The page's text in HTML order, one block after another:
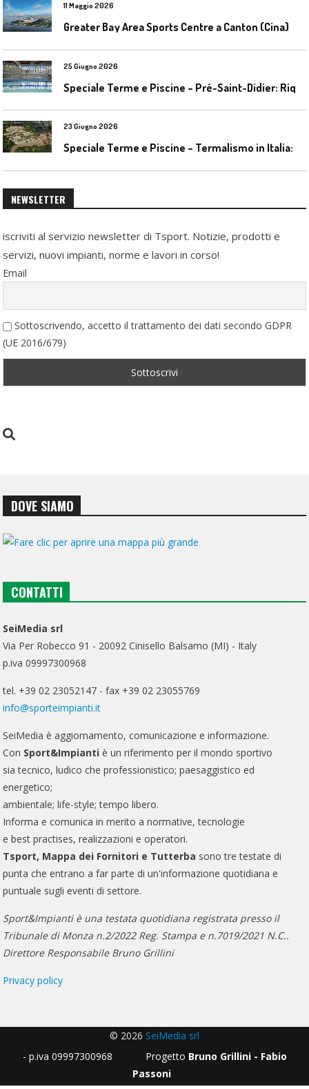
11 Maggio 2026
Greater Bay Area Sports Centre a Canton (Cina)
25 Giugno 2026
23 Giugno 2026
NEWSLETTER
iscriviti al servizio newsletter di Tsport. Notizie, prodotti e
servizi, nuovi impianti, norme e lavori in corso!
Email
Sottoscrivendo, accetto il trattamento dei dati secondo GDPR
(UE 2016/679)
DOVE SIAMO
CONTATTI
SeiMedia srl
Via Per Robecco 91 - 20092 Cinisello Balsamo (MI) - Italy
p.iva 09997300968
tel. +39 02 23052147 - fax +39 02 23055769
info@sporteimpianti.it
SeiMedia è aggiornamento, comunicazione e informazione.
Con Sport&Impianti è un riferimento per il mondo sportivo
sia tecnico, ludico che professionistico; paesaggistico ed
energetico;
ambientale; life-style; tempo libero.
Informa e comunica in merito a normative, tecnologie
e best practises, realizzazioni e operatori.
Tsport, Mappa dei Fornitori e Tutterba sono tre testate di
punta che entrano a far parte di un'informazione quotidiana e
puntuale sugli eventi di settore.
Sport&Impianti è una testata quotidiana registrata presso il
Tribunale di Monza n.2/2022 Reg. Stampa e n.7019/2021 N.C..
Direttore Responsabile Bruno Grillini
Privacy policy
© 2026 SeiMedia srl
- p.iva 09997300968 Progetto Bruno Grillini - Fabio
Passoni